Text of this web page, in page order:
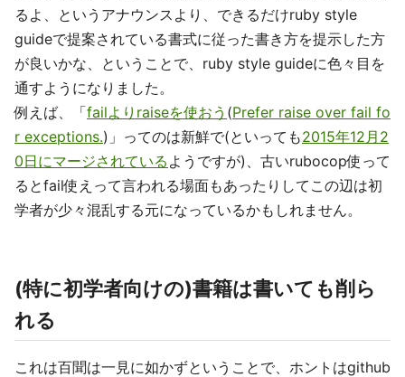
るよ、というアナウンスより、できるだけruby style
guideで提案されている書式に従った書き方を提示した方
が良いかな、ということで、ruby style guideに色々目を
通すようになりました。
例えば、「failよりraiseを使おう (Prefer raise over fail fo
r exceptions.)」ってのは新鮮で(といっても2015年12月2
0日にマージされている ようですが)、古いrubocop使って
るとfail使えって言われる場面もあったりしてこの辺は初
学者が少々混乱する元になっているかもしれません。
(特に初学者向けの)書籍は書いても削ら
れる
これは百聞は一見に如かずということで、ホントはgithub